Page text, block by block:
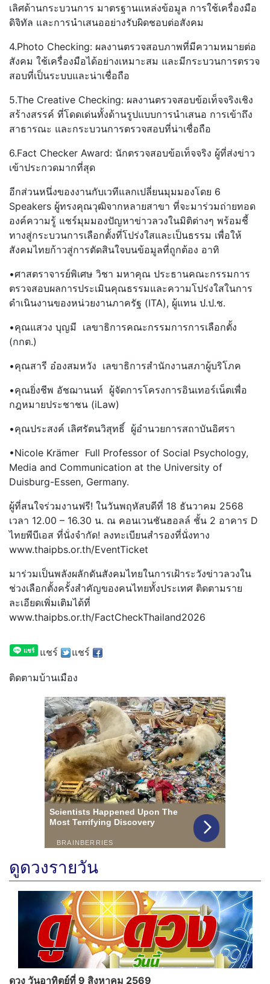
เลิศด้านกระบวนการ มาตรฐานแหล่งข้อมูล การใช้เครื่องมือ
ดิจิทัล และการนำเสนออย่างรับผิดชอบต่อสังคม
4.Photo Checking: ผลงานตรวจสอบภาพที่มีความหมายต่อ
สังคม ใช้เครื่องมือได้อย่างเหมาะสม และมีกระบวนการตรวจ
สอบที่เป็นระบบและน่าเชื่อถือ
5.The Creative Checking: ผลงานตรวจสอบข้อเท็จจริงเชิง
สร้างสรรค์ ที่โดดเด่นทั้งด้านรูปแบบการนำเสนอ การเข้าถึง
สาธารณะ และกระบวนการตรวจสอบที่น่าเชื่อถือ
6.Fact Checker Award: นักตรวจสอบข้อเท็จจริง ผู้ที่ส่งข่าว
เข้าประกวดมากที่สุด
อีกส่วนหนึ่งของงานกับเวทีแลกเปลี่ยนมุมมองโดย 6
Speakers ผู้ทรงคุณวุฒิจากหลายสาขา ที่จะมาร่วมถ่ายทอด
องค์ความรู้ แชร์มุมมองปัญหาข่าวลวงในมิติต่างๆ พร้อมชี้
ทางสู่กระบวนการเลือกตั้งที่โปร่งใสและเป็นธรรม เพื่อให้
สังคมไทยก้าวสู่การตัดสินใจบนข้อมูลที่ถูกต้อง อาทิ
•ศาสตราจารย์พิเศษ วิชา มหาคุณ ประธานคณะกรรมการ
ตรวจสอบผลการประเมินคุณธรรมและความโปร่งใสในการ
ดำเนินงานของหน่วยงานภาครัฐ (ITA), ผู้แทน ป.ป.ช.
•คุณแสวง บุญมี เลขาธิการคณะกรรมการการเลือกตั้ง
(กกต.)
•คุณสารี อ๋องสมหวัง เลขาธิการสำนักงานสภาผู้บริโภค
•คุณยิ่งชีพ อัชฌานนท์ ผู้จัดการโครงการอินเทอร์เน็ตเพื่อ
กฎหมายประชาชน (iLaw)
•คุณประสงค์ เลิศรัตนวิสุทธิ์ ผู้อำนวยการสถาบันอิศรา
•Nicole Krämer Full Professor of Social Psychology,
Media and Communication at the University of
Duisburg-Essen, Germany.
ผู้ที่สนใจร่วมงานฟรี! ในวันพฤหัสบดีที่ 18 ธันวาคม 2568
เวลา 12.00 – 16.30 น. ณ คอนเวนชันฮอลล์ ชั้น 2 อาคาร D
ไทยพีบีเอส ที่นั่งจำกัด! ลงทะเบียนสำรองที่นั่งทาง
www.thaipbs.or.th/EventTicket
มาร่วมเป็นพลังผลักดันสังคมไทยในการเฝ้าระวังข่าวลวงใน
ช่วงเลือกตั้งครั้งสำคัญของคนไทยทั้งประเทศ ติดตามราย
ละเอียดเพิ่มเติมได้ที่
www.thaipbs.or.th/FactCheckThailand2026
แชร์ แชร์
ติดตามบ้านเมือง
ดูดวงรายวัน
ดวง วันอาทิตย์ที่ 9 สิงหาคม 2569